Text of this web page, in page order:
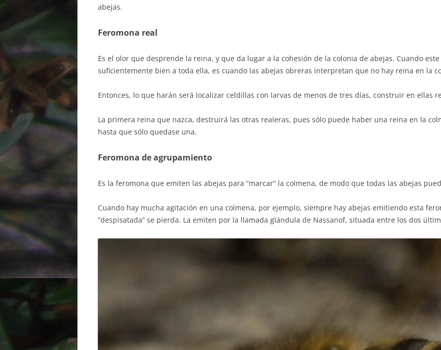
abejas.
Feromona real
Es el olor que desprende la reina, y que da lugar a la cohesión de la colonia de abejas. Cuando
suficientemente bien a toda ella, es cuando las abejas obreras interpretan que no hay reina en la
Entonces, lo que harán será localizar celdillas con larvas de menos de tres días, construir en ellas
La primera reina que nazca, destruirá las otras realeras, pues sólo puede haber una reina en la
hasta que sólo quedase una.
Feromona de agrupamiento
Es la feromona que emiten las abejas para “marcar” la colmena, de modo que todas las abejas
Cuando hay mucha agitación en una colmena, por ejemplo, siempre hay abejas emitiendo esta
“despisatada” se pierda. La emiten por la llamada glándula de Nassanof, situada entre los dos